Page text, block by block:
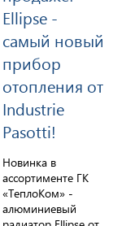
Ellipse -
cамый новый
прибор
отопления от
Industrie
Pasotti!
Новинка в
ассортименте ГК
«ТеплоКом» -
алюминиевый